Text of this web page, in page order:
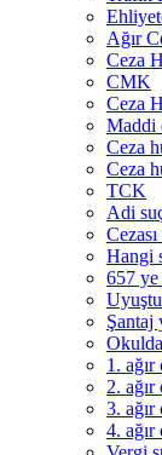
Ağır
Ceza
CMK
Ceza
Maddi
Ceza
Ceza
TCK
Adi
Hangi
657 ye
Şantaj
1.
2.
3. ağır
4. ağır